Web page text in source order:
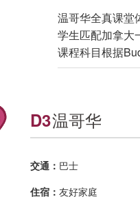
温哥华全真课堂
学生匹配加拿大
课程科目根据
D3温哥华
交通： 巴士
住宿： 友好家庭